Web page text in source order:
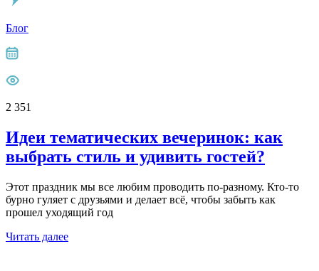
Блог
2 351
Идеи тематических вечеринок: как
выбрать стиль и удивить гостей?
Этот праздник мы все любим проводить по-разному. Кто-то
бурно гуляет с друзьями и делает всё, чтобы забыть как
прошел уходящий год
Читать далее